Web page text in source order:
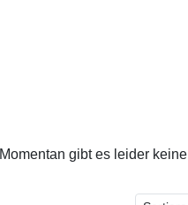
Momentan gibt es leider